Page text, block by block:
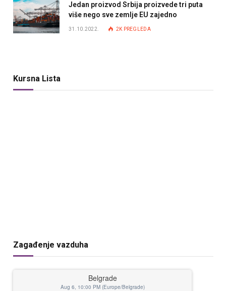
Jedan proizvod Srbija proizvede tri puta
više nego sve zemlje EU zajedno
31.10.2022. 2K PREGLEDA
Kursna Lista
Zagađenje vazduha
Belgrade
Aug 6, 10:00 PM (Europe/Belgrade)